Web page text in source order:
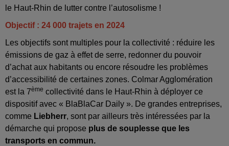
le Haut-Rhin de lutter contre l’autosolisme !
Objectif : 24 000 trajets en 2024
Les objectifs sont multiples pour la collectivité : réduire les
émissions de gaz à effet de serre, redonner du pouvoir
d’achat aux habitants ou encore résoudre les problèmes
d’accessibilité de certaines zones. Colmar Agglomération
est la 7ème collectivité dans le Haut-Rhin à déployer ce
dispositif avec « BlaBlaCar Daily ». De grandes entreprises,
comme Liebherr, sont par ailleurs très intéressées par la
démarche qui propose plus de souplesse que les
transports en commun.